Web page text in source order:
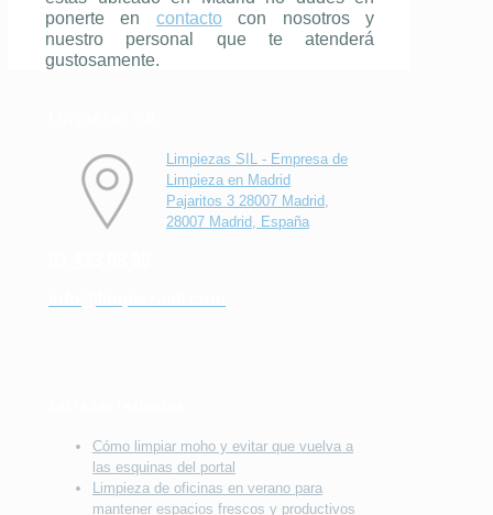
ponerte en contactocon nosotros y
nuestro personal que te atenderá
gustosamente.
Limpiezas SIL - Empresa de
Limpieza en Madrid
Pajaritos 3 28007 Madrid,
28007 Madrid, España
Cómo limpiar moho y evitar que vuelva a
las esquinas del portal
Limpieza de oficinas en verano para
mantener espacios frescos y productivos